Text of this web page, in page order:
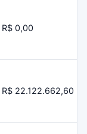
R$ 0,00
R$ 22.122.662,60